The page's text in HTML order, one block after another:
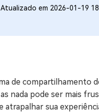
Excluir
Corrigir Erros
Atualizado em 2026-01-19
de
nada pode ser mais
atrapalhar sua